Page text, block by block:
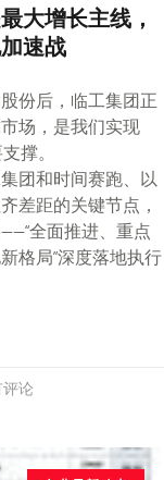
大增长主线，
速战
份后，临工集团正
场，是我们实现
撑。
团和时间赛跑、以
差距的关键节点，
全面推进、重点
格局”深度落地执行
论